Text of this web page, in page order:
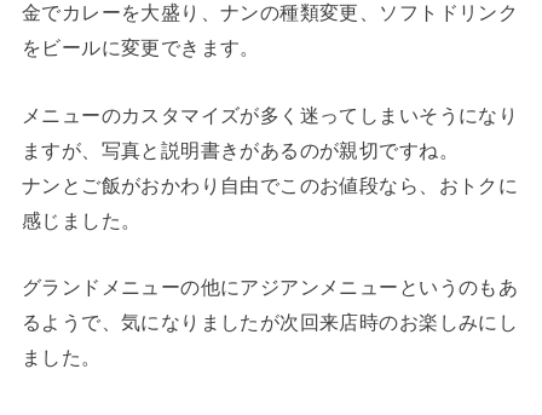
金でカレーを大盛り、ナンの種類変更、ソフトドリンク
をビールに変更できます。
メニューのカスタマイズが多く迷ってしまいそうになり
ますが、写真と説明書きがあるのが親切ですね。
ナンとご飯がおかわり自由でこのお値段なら、おトクに
感じました。
グランドメニューの他にアジアンメニューというのもあ
るようで、気になりましたが次回来店時のお楽しみにし
ました。